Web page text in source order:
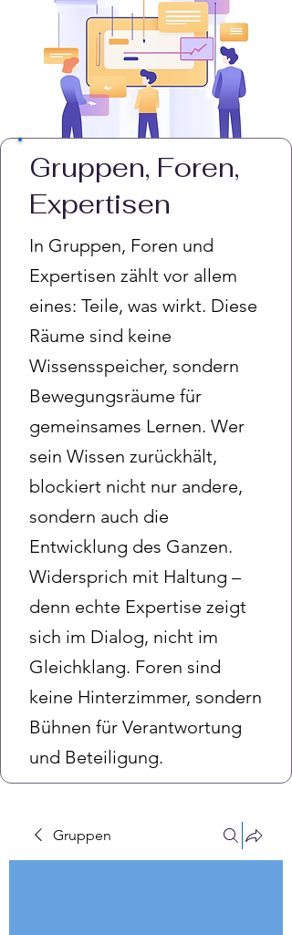
Gruppen, Foren,
Expertisen
In Gruppen, Foren und
Expertisen zählt vor allem
eines: Teile, was wirkt. Diese
Räume sind keine
Wissensspeicher, sondern
Bewegungsräume für
gemeinsames Lernen. Wer
sein Wissen zurückhält,
blockiert nicht nur andere,
sondern auch die
Entwicklung des Ganzen.
Widersprich mit Haltung –
denn echte Expertise zeigt
sich im Dialog, nicht im
Gleichklang. Foren sind
keine Hinterzimmer, sondern
Bühnen für Verantwortung
und Beteiligung.
Gruppen